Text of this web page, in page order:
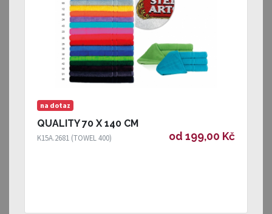
na dotaz
QUALITY 70 X 140 CM
K15A.2681 (TOWEL 400) od 199,00 Kč